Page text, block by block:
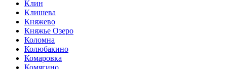
Клин
Клишева
Княжево
Княжье Озеро
Коломна
Колюбакино
Комаровка